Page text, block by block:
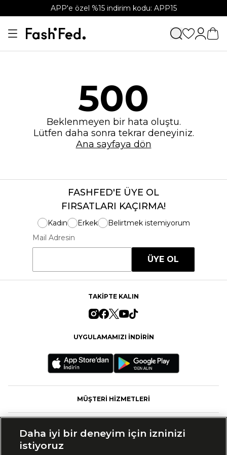
APP'e özel %15 indirim kodu: APP15
500
Beklenmeyen bir hata oluştu.
Lütfen daha sonra tekrar deneyiniz.
Ana sayfaya dön
FASHFED'E ÜYE OL
FIRSATLARI KAÇIRMA!
Kadın Erkek
Belirtmek istemiyorum
Mail Adresin
ÜYE OL
TAKİPTE KALIN
UYGULAMAMIZI İNDİRİN
MÜŞTERİ HİZMETLERİ
Daha iyi bir deneyim için izninizi
istiyoruz